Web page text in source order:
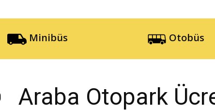
Minibüs Otobüs
Araba Otopark